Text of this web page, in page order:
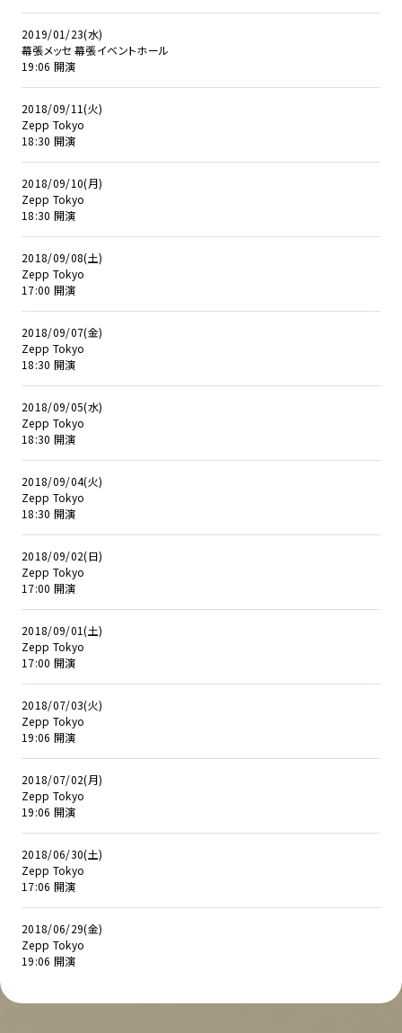
2019/01/23(水)
幕張メッセ 幕張イベントホール
19:06 開演
2018/09/11(火)
Zepp Tokyo
18:30 開演
2018/09/10(月)
Zepp Tokyo
18:30 開演
2018/09/08(土)
Zepp Tokyo
17:00 開演
2018/09/07(金)
Zepp Tokyo
18:30 開演
2018/09/05(水)
Zepp Tokyo
18:30 開演
2018/09/04(火)
Zepp Tokyo
18:30 開演
2018/09/02(日)
Zepp Tokyo
17:00 開演
2018/09/01(土)
Zepp Tokyo
17:00 開演
2018/07/03(火)
Zepp Tokyo
19:06 開演
2018/07/02(月)
Zepp Tokyo
19:06 開演
2018/06/30(土)
Zepp Tokyo
17:06 開演
2018/06/29(金)
Zepp Tokyo
19:06 開演